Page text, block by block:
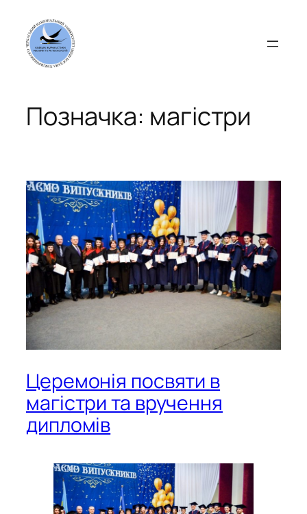
вмісту
Позначка: магістри
Церемонія посвяти в
магістри та вручення
дипломів